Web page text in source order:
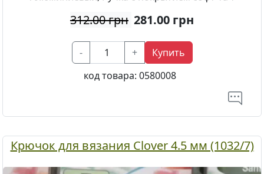
312.00 грн 281.00 грн
- +
Купить
код товара: 0580008
Крючок для вязания Clover 4.5 мм (1032/7)